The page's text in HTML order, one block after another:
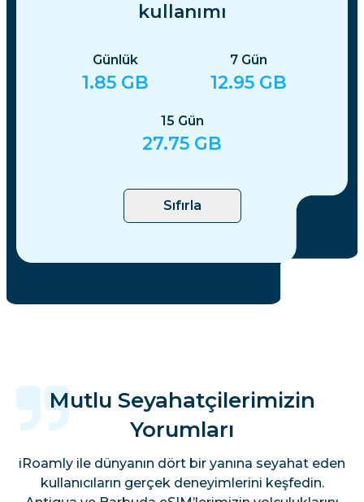
kullanımı
Günlük
1.85 GB
7 Gün
12.95 GB
15 Gün
27.75 GB
Sıfırla
Mutlu Seyahatçilerimizin
Yorumları
iRoamly ile dünyanın dört bir yanına seyahat eden
kullanıcıların gerçek deneyimlerini keşfedin.